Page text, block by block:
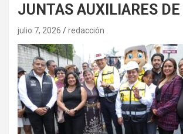
JUNTAS AUXILIARES
julio 7, 2026 redacción